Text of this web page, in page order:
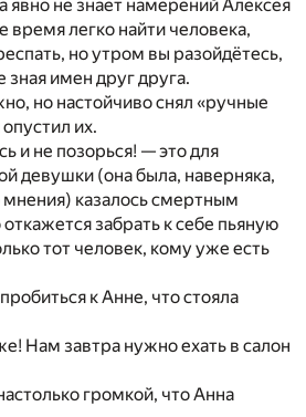
явно не знает намерений Алексея
время легко найти человека,
но утром вы разойдётесь,
зная имен друг друга.
но настойчиво снял «ручные
их.
и не позорься! — это для
девушки (она была, наверняка,
мнения) казалось смертным
забрать к себе пьяную
тот человек, кому уже есть
к Анне, что стояла
Нам завтра нужно ехать в салон
громкой, что Анна